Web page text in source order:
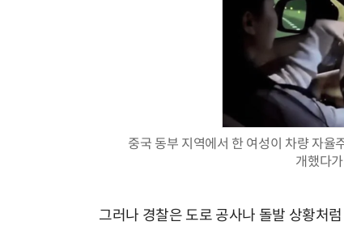
중국 동부 지역에서 한 여성이 차량 자율
개했다
그러나 경찰은 도로 공사나 돌발 상황처